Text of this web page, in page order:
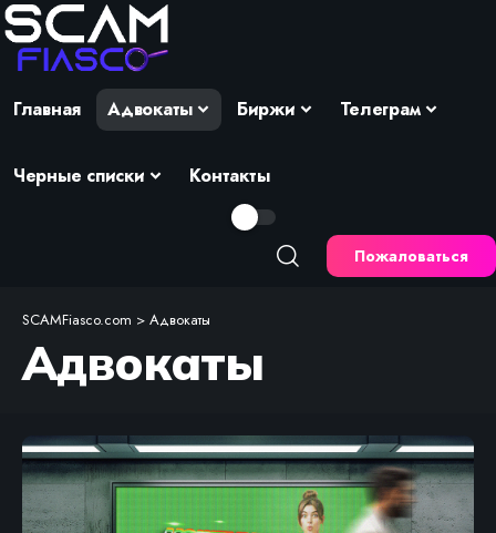
Главная Адвокаты Биржи Телеграм
Черные списки Контакты
Пожаловаться
SCAMFiasco.com > Адвокаты
Адвокаты